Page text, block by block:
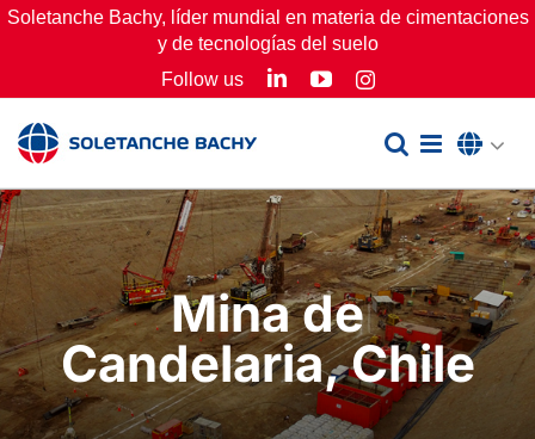
Skip
Soletanche Bachy, líder mundial en materia de cimentaciones
y de tecnologías del suelo
Follow us
LinkedInYouTubeInstagram
Mina de
Candelaria, Chile